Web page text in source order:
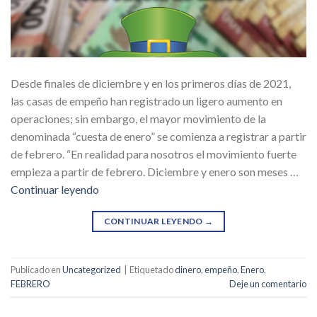
Desde finales de diciembre y en los primeros días de 2021,
las casas de empeño han registrado un ligero aumento en
operaciones; sin embargo, el mayor movimiento de la
denominada “cuesta de enero” se comienza a registrar a partir
de febrero. “En realidad para nosotros el movimiento fuerte
empieza a partir de febrero. Diciembre y enero son meses …
Continuar leyendo
CONTINUAR LEYENDO →
Publicado enUncategorized Etiquetadodinero,empeño,Enero,
FEBRERO
Deje un comentario